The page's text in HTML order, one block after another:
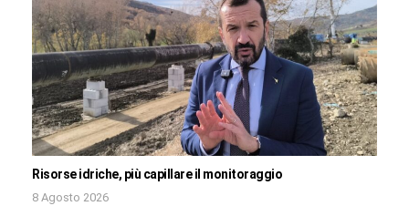
Risorse idriche, più capillare il monitoraggio
8 Agosto 2026